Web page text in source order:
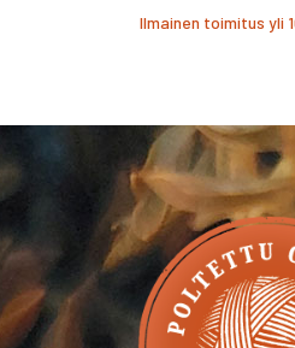
Ilmainen toimitus yli